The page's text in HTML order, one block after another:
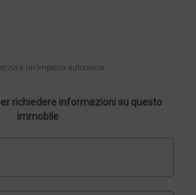
è un’impresa autonoma
richiedere informazioni su questo
immobile